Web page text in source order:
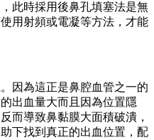
此時採用後鼻孔填塞法是無
用射頻或電凝等方法，才能
因為這正是鼻腔血管之一的
出血量大而且因為位置隱
而導致鼻黏膜大面積破潰，
下找到真正的出血位置，配